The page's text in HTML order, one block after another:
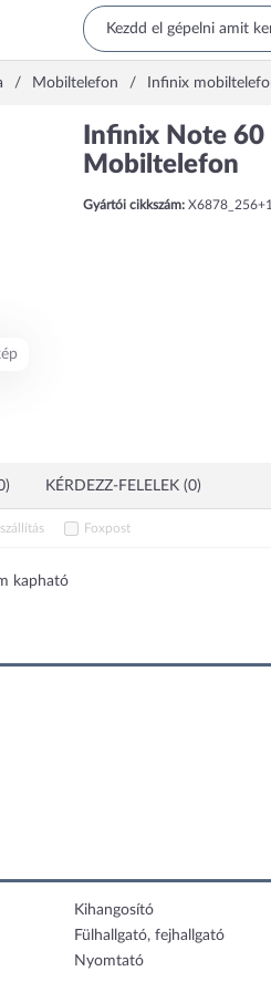
Mobiltelefon Infinix
Infinix Note
Mobiltelefon
Gyártói cikkszám:
KÉRDEZZ-FELELEK (0)
Foxpost
kapható
Kihangosító
Fülhallgató, fejhallgató
Nyomtató